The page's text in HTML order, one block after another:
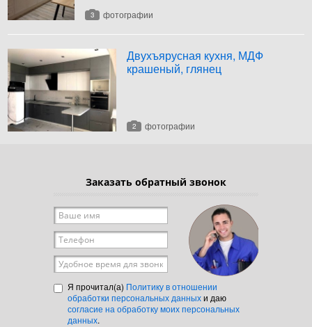
3 фотографии
Двухъярусная кухня, МДФ
крашеный, глянец
2 фотографии
Заказать обратный звонок
Ваше имя
Телефон
Удобное время для звонка
Я прочитал(а) Политику в отношении
обработки персональных данныхи даю
согласие на обработку моих персональных
данных.